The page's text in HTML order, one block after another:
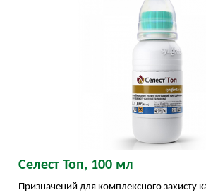
Селест Топ, 100 мл
Призначений для комплексного захисту